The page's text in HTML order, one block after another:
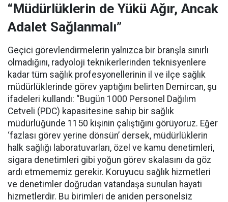
“Müdürlüklerin de Yükü Ağır, Ancak
Adalet Sağlanmalı”
Geçici görevlendirmelerin yalnızca bir branşla sınırlı
olmadığını, radyoloji teknikerlerinden teknisyenlere
kadar tüm sağlık profesyonellerinin il ve ilçe sağlık
müdürlüklerinde görev yaptığını belirten Demircan, şu
ifadeleri kullandı: “Bugün 1000 Personel Dağılım
Cetveli (PDC) kapasitesine sahip bir sağlık
müdürlüğünde 1150 kişinin çalıştığını görüyoruz. Eğer
‘fazlası görev yerine dönsün’ dersek, müdürlüklerin
halk sağlığı laboratuvarları, özel ve kamu denetimleri,
sigara denetimleri gibi yoğun görev skalasını da göz
ardı etmememiz gerekir. Koruyucu sağlık hizmetleri
ve denetimler doğrudan vatandaşa sunulan hayati
hizmetlerdir. Bu birimleri de aniden personelsiz